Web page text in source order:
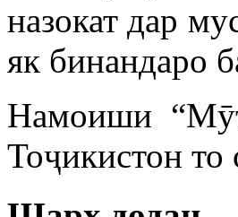
назокат дар
як бинандаро
Намоиши
Тоҷикистон